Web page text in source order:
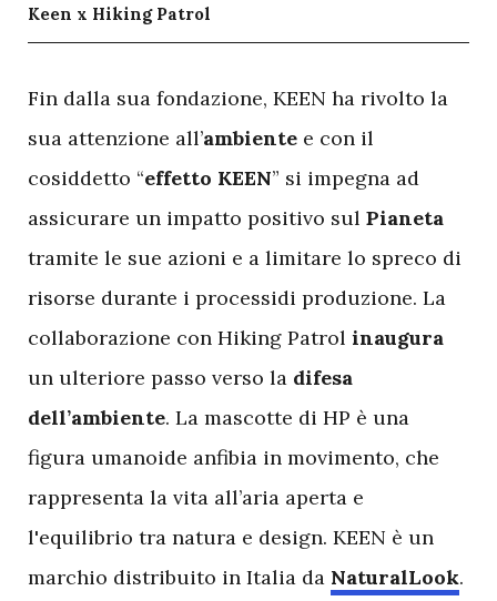
Keen x Hiking Patrol
Fin dalla sua fondazione, KEEN ha rivolto la
sua attenzione all’ambiente e con il
cosiddetto “effetto KEEN” si impegna ad
assicurare un impatto positivo sul Pianeta
tramite le sue azioni e a limitare lo spreco di
risorse durante i processidi produzione. La
collaborazione con Hiking Patrol inaugura
un ulteriore passo verso la difesa
dell’ambiente. La mascotte di HP è una
figura umanoide anfibia in movimento, che
rappresenta la vita all’aria aperta e
l'equilibrio tra natura e design. KEEN è un
marchio distribuito in Italia da NaturalLook.